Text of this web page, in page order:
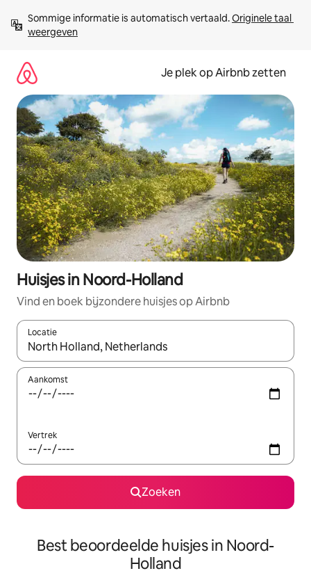
direct
naar
Sommige informatie is automatisch vertaald. Originele taal
weergeven
Je plek op Airbnb zetten
Huisjes in Noord-Holland
Vind en boek bijzondere huisjes op Airbnb
Locatie
Wanneer er resultaten beschikbaar zijn, maak je een keuze
Aankomst
Vertrek
Zoeken
Best beoordeelde huisjes in Noord-
Holland